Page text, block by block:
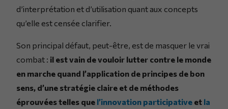
d’interprétation et d’utilisation quant aux concepts
qu’elle est censée clarifier.
Son principal défaut, peut-être, est de masquer le vrai
combat : il est vain de vouloir lutter contre le monde
en marche quand l’application de principes de bon
sens, d’une stratégie claire et de méthodes
éprouvées telles que l’innovation participative et la